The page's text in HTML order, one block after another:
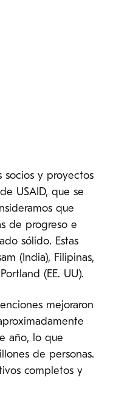
socios y proyectos
USAID, que se
que
de progreso e
sólido. Estas
(India), Filipinas,
(EE. UU).
mejoraron
año, lo que
de personas.
completos y